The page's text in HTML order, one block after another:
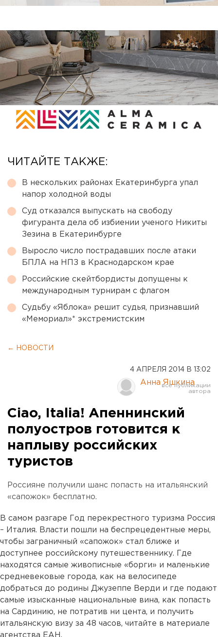
ЧИТАЙТЕ ТАКЖЕ:
В нескольких районах Екатеринбурга упал
напор холодной воды
Суд отказался выпускать на свободу
фигуранта дела об избиении ученого Никиты
Зезина в Екатеринбурге
Выросло число пострадавших после атаки
БПЛА на НПЗ в Краснодарском крае
Российские скейтбордисты допущены к
международным турнирам с флагом
Судьбу «Яблока» решит судья, признавший
«Мемориал»* экстремистским
← НОВОСТИ
4 АПРЕЛЯ 2014 В 13:02
Анна Яшкина
Ciao, Italia! Апеннинский
полуостров готовится к
наплыву российских
туристов
Россияне получили шанс попасть на итальянский
«сапожок» бесплатно.
В самом разгаре Год перекрестного туризма Россия
– Италия. Власти пошли на беспрецедентные меры,
чтобы заграничный «сапожок» стал ближе и
доступнее российскому путешественнику. Где
находятся самые живописные «борги» и маленькие
средневековые города, как на велосипеде
добраться до родины Джузеппе Верди и где подают
самые изысканные национальные вина, как попасть
на Сардинию, не потратив ни цента, и получить
итальянскую визу за 48 часов, читайте в материале
агентства ЕАН.